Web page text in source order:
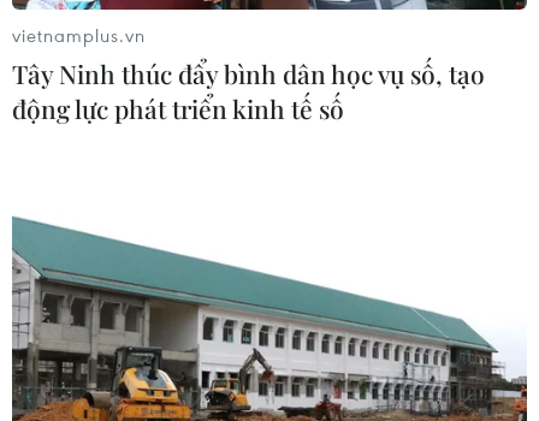
TIN CÙNG CHUYÊN MỤC
vietnamplus.vn
Tây Ninh thúc đẩy bình dân học vụ số, tạo
động lực phát triển kinh tế số